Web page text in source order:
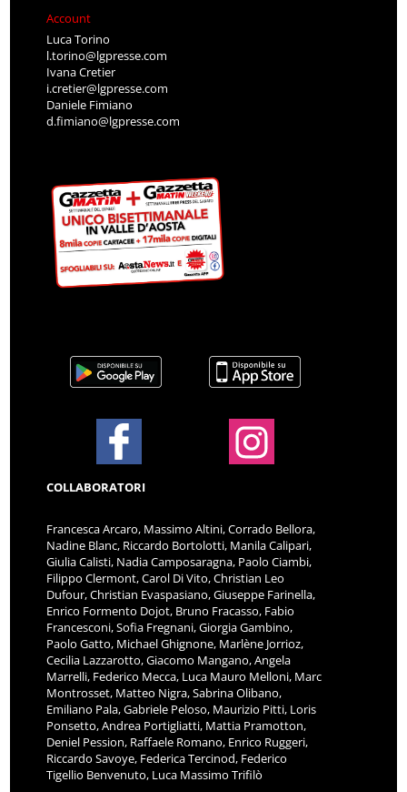
Account
Luca Torino
l.torino@lgpresse.com
Ivana Cretier
i.cretier@lgpresse.com
Daniele Fimiano
d.fimiano@lgpresse.com
COLLABORATORI
Francesca Arcaro, Massimo Altini, Corrado Bellora,
Nadine Blanc, Riccardo Bortolotti, Manila Calipari,
Giulia Calisti, Nadia Camposaragna, Paolo Ciambi,
Filippo Clermont, Carol Di Vito, Christian Leo
Dufour, Christian Evaspasiano, Giuseppe Farinella,
Enrico Formento Dojot, Bruno Fracasso, Fabio
Francesconi, Sofia Fregnani, Giorgia Gambino,
Paolo Gatto, Michael Ghignone, Marlène Jorrioz,
Cecilia Lazzarotto, Giacomo Mangano, Angela
Marrelli, Federico Mecca, Luca Mauro Melloni, Marc
Montrosset, Matteo Nigra, Sabrina Olibano,
Emiliano Pala, Gabriele Peloso, Maurizio Pitti, Loris
Ponsetto, Andrea Portigliatti, Mattia Pramotton,
Deniel Pession, Raffaele Romano, Enrico Ruggeri,
Riccardo Savoye, Federica Tercinod, Federico
Tigellio Benvenuto, Luca Massimo Trifilò